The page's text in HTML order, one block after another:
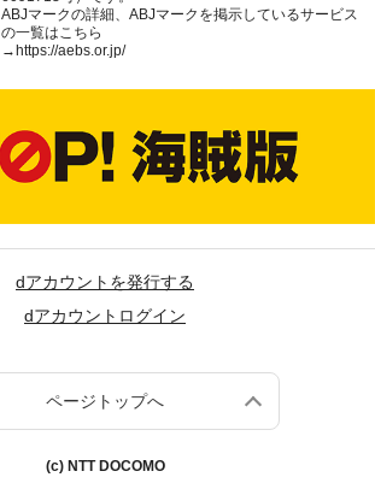
ABJマークの詳細、ABJマークを掲示しているサービス
の一覧はこちら
→ https://aebs.or.jp/
dアカウントを発行する
dアカウントログイン
ページトップへ
(c) NTT DOCOMO